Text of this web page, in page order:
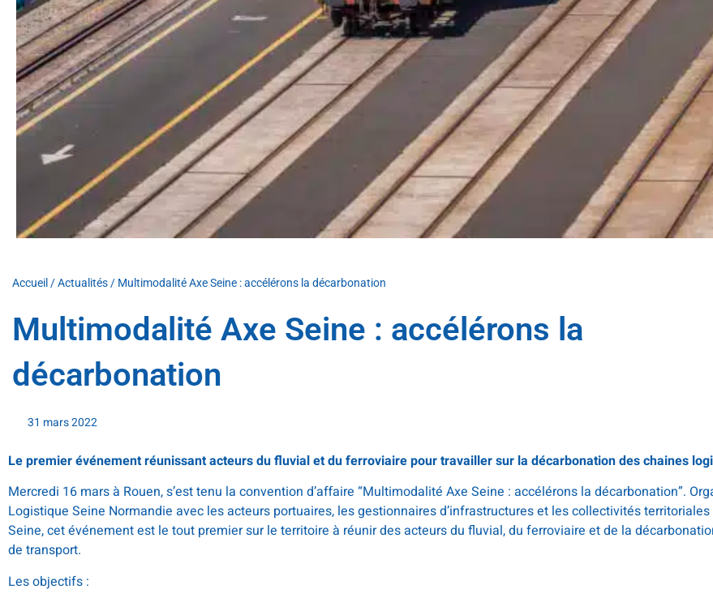
Accueil /Actualités / Multimodalité Axe Seine : accélérons la décarbonation
Multimodalité Axe Seine : accélérons la
décarbonation
31 mars 2022
Le premier événement réunissant acteurs du fluvial et du ferroviaire pour travailler sur la décarbonation des chaines
Mercredi 16 mars à Rouen, s’est tenu la convention d’affaire “Multimodalité Axe Seine : accélérons la décarbonation”.
Logistique Seine Normandie avec les acteurs portuaires, les gestionnaires d’infrastructures et les collectivités territoriales
Seine, cet événement est le tout premier sur le territoire à réunir des acteurs du fluvial, du ferroviaire et de la
de transport.
Les objectifs :